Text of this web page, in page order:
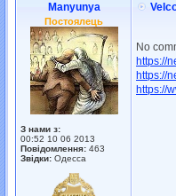
Manyunya
Постоялець
З нами з:
00:52 10 06 2013
Повідомлення: 463
Звідки: Одесса
No
https://
https://
https://